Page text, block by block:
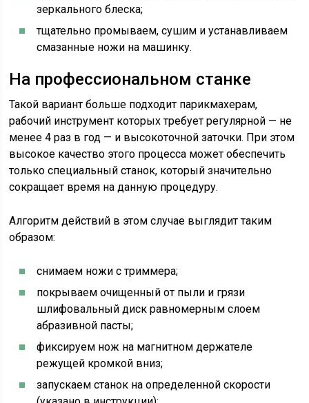
зеркального блеска;
тщательно промываем, сушим и устанавливаем
смазанные ножи на машинку.
На профессиональном станке
Такой вариант больше подходит парикмахерам,
рабочий инструмент которых требует регулярной — не
менее 4 раз в год — и высокоточной заточки. При этом
высокое качество этого процесса может обеспечить
только специальный станок, который значительно
сокращает время на данную процедуру.
Алгоритм действий в этом случае выглядит таким
образом:
снимаем ножи с триммера;
покрываем очищенный от пыли и грязи
шлифовальный диск равномерным слоем
абразивной пасты;
фиксируем нож на магнитном держателе
режущей кромкой вниз;
запускаем станок на определенной скорости